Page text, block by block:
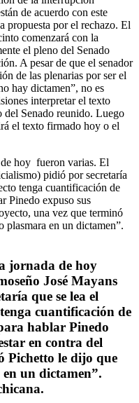
de acuerdo con este
propuesta por el rechazo. El
comenzará con la
el pleno del Senado
A pesar de que el senador
de las plenarias por ser el
hay dictamen”, no es
interpretar el texto
del Senado reunido. Luego
el texto firmado hoy o el
hoy fueron varias. El
pidió por secretaría
tenga cuantificación de
Pinedo expuso sus
una vez que terminó
plasmara en un dictamen”.
jornada de hoy
José Mayans
que se lea el
cuantificación de
hablar Pinedo
en contra del
Pichetto le dijo que
un dictamen”.